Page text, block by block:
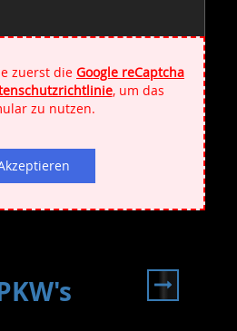
Datenschutzbestimmungen
meiner Daten zu!
zuerst die Google reCaptcha
, um das
zu nutzen.